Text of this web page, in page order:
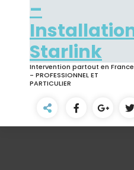
Intervention partout en France
- PROFESSIONNEL ET
PARTICULIER